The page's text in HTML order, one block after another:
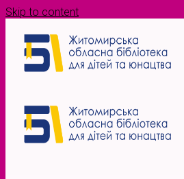
Skip to content